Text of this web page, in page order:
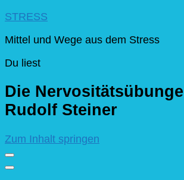
STRESS
Mittel und Wege aus dem Stress
Du liest
Die
Rudolf Steiner
Zum Inhalt springen